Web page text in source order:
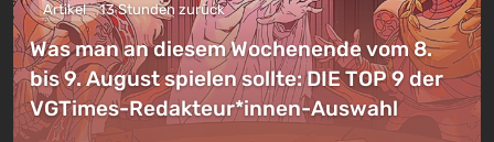
Artikel 13 Stunden zurück
Was man an diesem Wochenende vom 8.
bis 9. August spielen sollte: DIE TOP 9 der
VGTimes-Redakteur*innen-Auswahl